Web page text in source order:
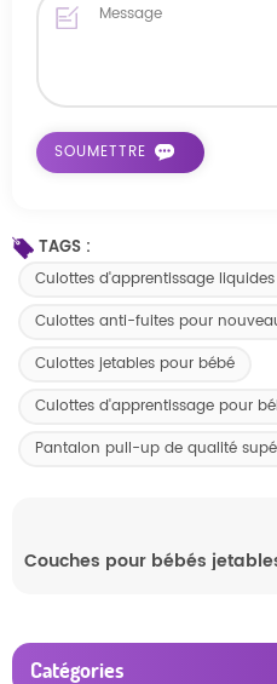
TAGS :
Culottes d'apprentissage
Culottes anti-fuites pour
Culottes jetables pour bébé
Culottes d'apprentissage pour
Pantalon pull-up de qualité
Catégories